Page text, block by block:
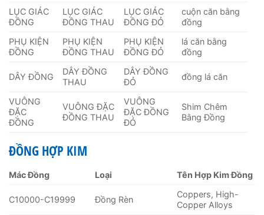
LỤC GIÁC
ĐỒNG
LỤC GIÁC
ĐỒNG THAU
LỤC GIÁC
ĐỒNG ĐỎ
cuộn căn bằng
đồng
PHỤ KIỆN
ĐỒNG
PHỤ KIỆN
ĐỒNG THAU
PHỤ KIỆN
ĐỒNG ĐỎ
lá căn bằng
đồng
DÂY ĐỒNG
DÂY ĐỒNG
THAU
DÂY ĐỒNG
ĐỎ
đồng lá căn
VUÔNG
ĐẶC
ĐỒNG
VUÔNG ĐẶC
ĐỒNG THAU
VUÔNG
ĐẶC ĐỒNG
ĐỎ
Shim Chêm
Bằng Đồng
ĐỒNG HỢP KIM
Mác Đồng Loại Tên Hợp Kim Đồng
C10000-C19999 Đồng Rèn
Coppers, High-
Copper Alloys